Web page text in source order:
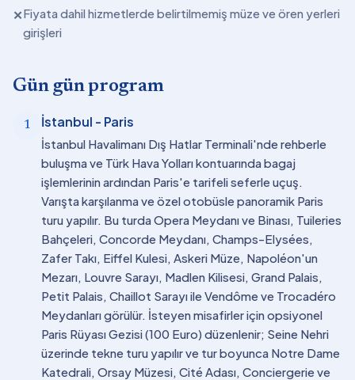
✕Fiyata dahil hizmetlerde belirtilmemiş müze ve ören yerleri
girişleri
Gün gün program
1 İstanbul - Paris
İstanbul Havalimanı Dış Hatlar Terminali'nde rehberle
buluşma ve Türk Hava Yolları kontuarında bagaj
işlemlerinin ardından Paris'e tarifeli seferle uçuş.
Varışta karşılanma ve özel otobüsle panoramik Paris
turu yapılır. Bu turda Opera Meydanı ve Binası, Tuileries
Bahçeleri, Concorde Meydanı, Champs-Elysées,
Zafer Takı, Eiffel Kulesi, Askeri Müze, Napoléon'un
Mezarı, Louvre Sarayı, Madlen Kilisesi, Grand Palais,
Petit Palais, Chaillot Sarayı ile Vendôme ve Trocadéro
Meydanları görülür. İsteyen misafirler için opsiyonel
Paris Rüyası Gezisi (100 Euro) düzenlenir; Seine Nehri
üzerinde tekne turu yapılır ve tur boyunca Notre Dame
Katedrali, Orsay Müzesi, Cité Adası, Conciergerie ve